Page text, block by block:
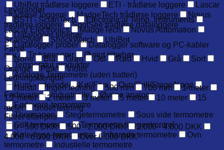
UbiBot trådløse loggere
ETI - trådløse loggere
Lascar
- trådløse loggere
MadgeTech trådløse loggere
Novus
trådløse loggere
SpotSee trådløse dataloggere
Datalogger tilbehør
Datalogger prober
Datalogger software og PC-kabler
m.v.
Tryksensorer
Øvrigt tilbehør
Temperatur produkter
Analoge Termometre (uden batteri)
Rum - ude/inde
Køl/Frys
Ovn/Grill/Stege/Koge
Fødevarer
Industrielle
Øvrige analoge
Fødevare-termometre
Thermapen
Stegetermometre
Sous vide termometre
Grill termometer
Termometre til egenkontrol
Køle-fryse-termometre
Infrarøde termometre
Ovn
termometre
Industielle termometre
Leverandør
BSTI - ScianTech
Electronical Temp. Instruments
Lascar Electronics
MadgeTech
Novus Automation
ScanStyle
ShockWatch
UbiBot
Farve
None
Blå Grøn Gul Rød Hvid Grå
Sort
Orange
Pink
Violet
Ledningslængde
Nulstil
Ingen ledning 500 mm 700 mm
1 meter
1,2 meter
2 meter 3 meter 5 meter 10 meter
15
meter
Snoet ledning
Filtrer efter pris
0 - 500 DKK
500 - 2.000 DKK
2.000 - 4.000 DKK
4.000 - 6.000 DKK
Over 6.000 DKK